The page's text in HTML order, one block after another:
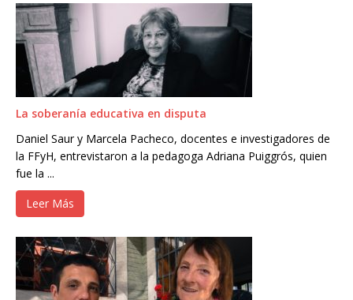
La soberanía educativa en disputa
Daniel Saur y Marcela Pacheco, docentes e investigadores de
la FFyH, entrevistaron a la pedagoga Adriana Puiggrós, quien
fue la ...
Leer Más